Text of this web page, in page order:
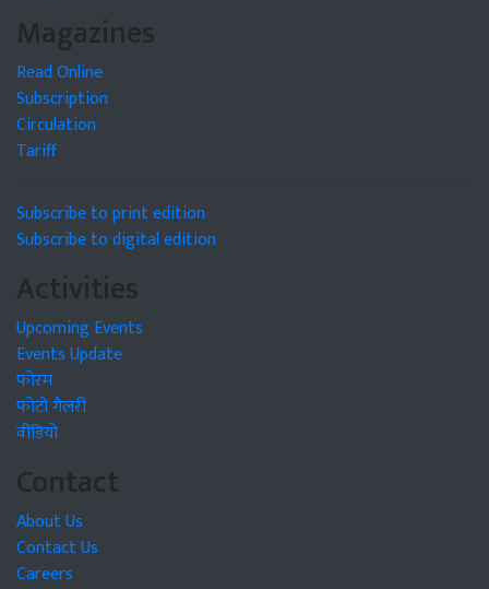
Magazines
Read Online
Subscription
Circulation
Tariff
Subscribe to print edition
Subscribe to digital edition
Activities
Upcoming Events
Events Update
फोरम
फोटो गैलरी
वीडियो
Contact
About Us
Contact Us
Careers